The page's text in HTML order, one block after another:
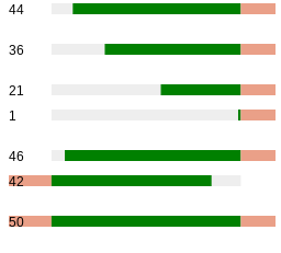
44
36
21
1
46
42
50